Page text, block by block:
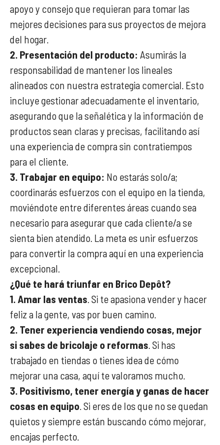
apoyo y consejo que requieran para tomar las
mejores decisiones para sus proyectos de mejora
del hogar.
2. Presentación del producto: Asumirás la
responsabilidad de mantener los lineales
alineados con nuestra estrategia comercial. Esto
incluye gestionar adecuadamente el inventario,
asegurando que la señalética y la información de
productos sean claras y precisas, facilitando así
una experiencia de compra sin contratiempos
para el cliente.
3. Trabajar en equipo: No estarás solo/a;
coordinarás esfuerzos con el equipo en la tienda,
moviéndote entre diferentes áreas cuando sea
necesario para asegurar que cada cliente/a se
sienta bien atendido. La meta es unir esfuerzos
para convertir la compra aquí en una experiencia
excepcional.
¿Qué te hará triunfar en Brico Depôt?
1. Amar las ventas. Si te apasiona vender y hacer
feliz a la gente, vas por buen camino.
2. Tener experiencia vendiendo cosas, mejor
si sabes de bricolaje o reformas. Si has
trabajado en tiendas o tienes idea de cómo
mejorar una casa, aquí te valoramos mucho.
3. Positivismo, tener energía y ganas de hacer
cosas en equipo. Si eres de los que no se quedan
quietos y siempre están buscando cómo mejorar,
encajas perfecto.